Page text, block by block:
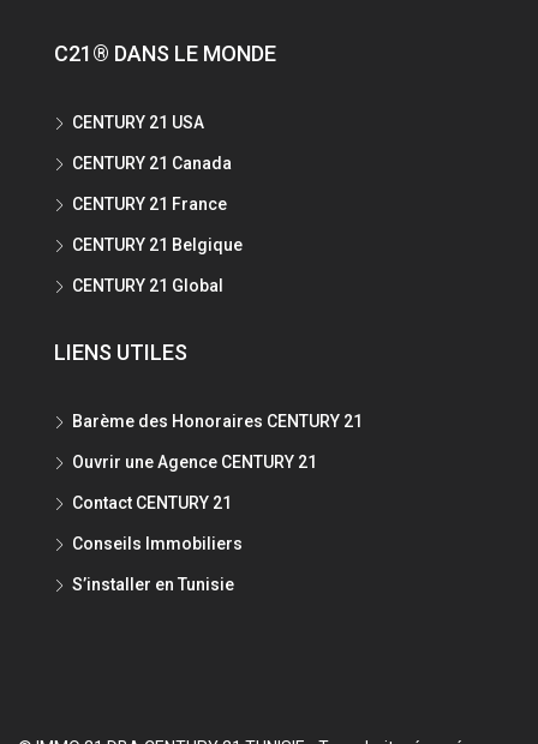
C21® DANS LE MONDE
CENTURY 21 USA
CENTURY 21 Canada
CENTURY 21 France
CENTURY 21 Belgique
CENTURY 21 Global
LIENS UTILES
Barème des Honoraires CENTURY 21
Ouvrir une Agence CENTURY 21
Contact CENTURY 21
Conseils Immobiliers
S’installer en Tunisie